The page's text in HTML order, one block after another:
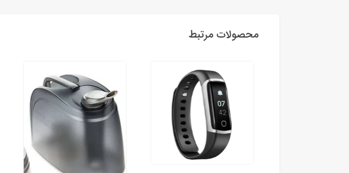
محصولات مرتبط